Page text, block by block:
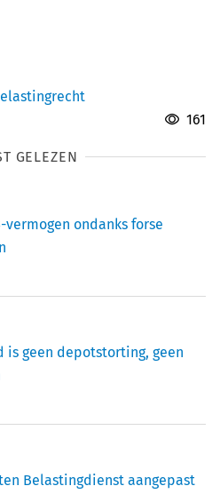
161
GELEZEN
ondanks forse
is geen depotstorting, geen
Belastingdienst aangepast